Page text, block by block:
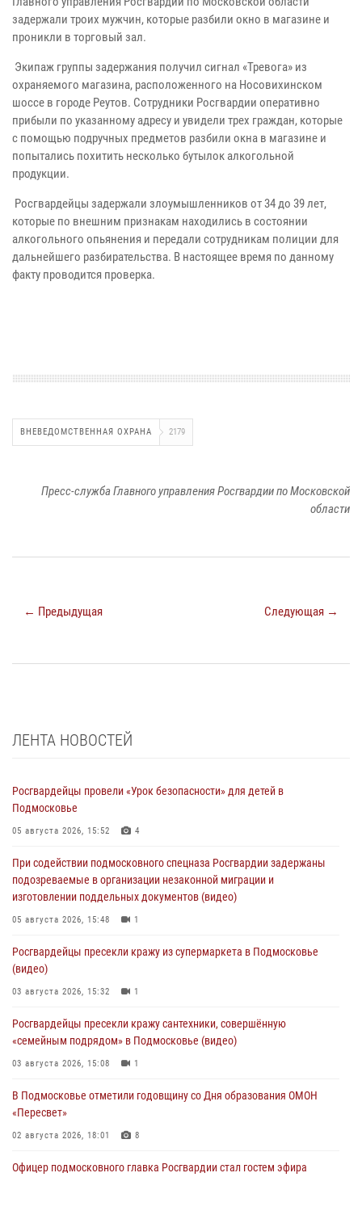
задержали троих мужчин, которые разбили окно в магазине и
проникли в торговый зал.
Экипаж группы задержания получил сигнал «Тревога» из
охраняемого магазина, расположенного на Носовихинском
шоссе в городе Реутов. Сотрудники Росгвардии оперативно
прибыли по указанному адресу и увидели трех граждан, которые
с помощью подручных предметов разбили окна в магазине и
попытались похитить несколько бутылок алкогольной
продукции.
Росгвардейцы задержали злоумышленников от 34 до 39 лет,
которые по внешним признакам находились в состоянии
алкогольного опьянения и передали сотрудникам полиции для
дальнейшего разбирательства. В настоящее время по данному
факту проводится проверка.
ВНЕВЕДОМСТВЕННАЯ ОХРАНА 2179
Пресс-служба Главного управления Росгвардии по Московской
области
← Предыдущая Следующая →
ЛЕНТА НОВОСТЕЙ
Росгвардейцы провели «Урок безопасности» для детей в
Подмосковье
05 августа 2026, 15:52 4
При содействии подмосковного спецназа Росгвардии задержаны
подозреваемые в организации незаконной миграции и
изготовлении поддельных документов (видео)
05 августа 2026, 15:48 1
Росгвардейцы пресекли кражу из супермаркета в Подмосковье
(видео)
03 августа 2026, 15:32 1
Росгвардейцы пресекли кражу сантехники, совершённую
«семейным подрядом» в Подмосковье (видео)
03 августа 2026, 15:08 1
В Подмосковье отметили годовщину со Дня образования ОМОН
«Пересвет»
02 августа 2026, 18:01 8
Офицер подмосковного главка Росгвардии стал гостем эфира